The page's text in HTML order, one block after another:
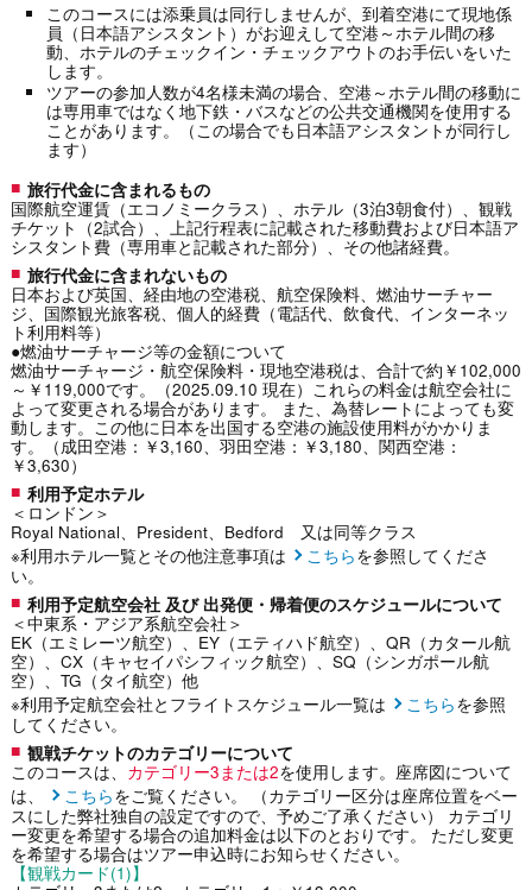
このコースには添乗員は同行しませんが、到着空港にて現地係
員（日本語アシスタント）がお迎えして空港～ホテル間の移
動、ホテルのチェックイン・チェックアウトのお手伝いをいた
します。
ツアーの参加人数が4名様未満の場合、空港～ホテル間の移動に
は専用車ではなく地下鉄・バスなどの公共交通機関を使用する
ことがあります。（この場合でも日本語アシスタントが同行し
ます）
旅行代金に含まれるもの
国際航空運賃（エコノミークラス）、ホテル（3泊3朝食付）、観戦
チケット（2試合）、上記行程表に記載された移動費および日本語ア
シスタント費（専用車と記載された部分）、その他諸経費。
旅行代金に含まれないもの
日本および英国、経由地の空港税、航空保険料、燃油サーチャー
ジ、国際観光旅客税、個人的経費（電話代、飲食代、インターネッ
ト利用料等）
●燃油サーチャージ等の金額について
燃油サーチャージ・航空保険料・現地空港税は、合計で約￥102,000
～￥119,000です。（2025.09.10 現在）これらの料金は航空会社に
よって変更される場合があります。 また、為替レートによっても変
動します。この他に日本を出国する空港の施設使用料がかかりま
す。（成田空港：￥3,160、羽田空港：￥3,180、関西空港：
￥3,630）
利用予定ホテル
＜ロンドン＞
Royal National、President、Bedford 又は同等クラス
※利用ホテル一覧とその他注意事項は
こちらを参照してくださ
い。
利用予定航空会社 及び 出発便・帰着便のスケジュールについて
＜中東系・アジア系航空会社＞
EK（エミレーツ航空）、EY（エティハド航空）、QR（カタール航
空）、CX（キャセイパシフィック航空）、SQ（シンガポール航
空）、TG（タイ航空）他
※利用予定航空会社とフライトスケジュール一覧は
こちらを参照
してください。
観戦チケットのカテゴリーについて
このコースは、 カテゴリー3または2を使用します。座席図について
は、
こちらをご覧ください。 （カテゴリー区分は座席位置をベー
スにした弊社独自の設定ですので、予めご了承ください） カテゴリ
ー変更を希望する場合の追加料金は以下のとおりです。 ただし変更
を希望する場合はツアー申込時にお知らせください。
【観戦カード(1)】